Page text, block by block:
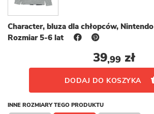
Character, bluza dla chłopców, Nintendo
Rozmiar 5-6 lat
39,99zł
DODAJ DO KOSZYKA
INNE ROZMIARY TEGO PRODUKTU